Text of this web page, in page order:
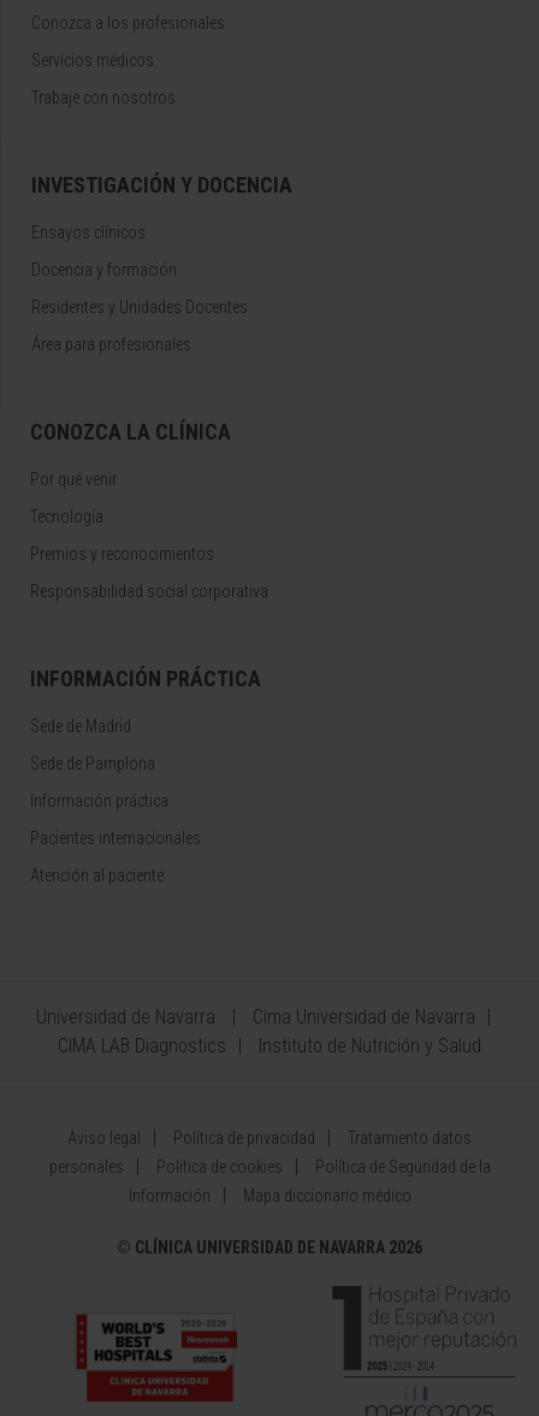
Conozca a los profesionales
Servicios médicos
Trabaje con nosotros
INVESTIGACIÓN Y DOCENCIA
Ensayos clínicos
Docencia y formación
Residentes y Unidades Docentes
Área para profesionales
CONOZCA LA CLÍNICA
Por qué venir
Tecnología
Premios y reconocimientos
Responsabilidad social corporativa
INFORMACIÓN PRÁCTICA
Sede de Madrid
Sede de Pamplona
Información práctica
Pacientes internacionales
Atención al paciente
Universidad de Navarra
Cima Universidad de Navarra
CIMA LAB Diagnostics
Instituto de Nutrición y Salud
Aviso legal Política de privacidad
Tratamiento datos
personales
Política de cookies
Política de Seguridad de la
Información
Mapa diccionario médico
© CLÍNICA UNIVERSIDAD DE NAVARRA 2026